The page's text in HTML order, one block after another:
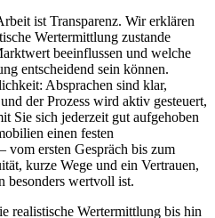
ist Transparenz. Wir erklären
Wertermittlung zustande
beeinflussen und welche
entscheidend sein können.
Absprachen sind klar,
der Prozess wird aktiv gesteuert,
Sie sich jederzeit gut aufgehoben
einen festen
vom ersten Gespräch bis zum
kurze Wege und ein Vertrauen,
besonders wertvoll ist.
realistische Wertermittlung bis hin